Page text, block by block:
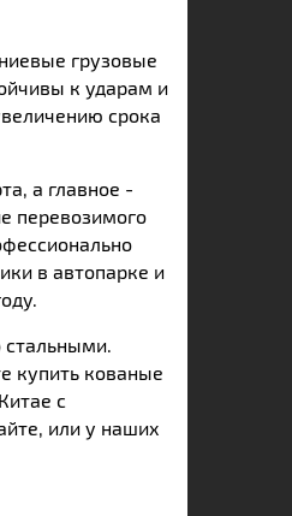
грузовые
к ударам и
срока
а главное -
перевозимого
в автопарке и
стальными.
купить кованые
с
или у наших